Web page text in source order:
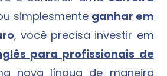
simplesmente ganhar em
, você precisa investir em
para profissionais de
nova língua de maneira